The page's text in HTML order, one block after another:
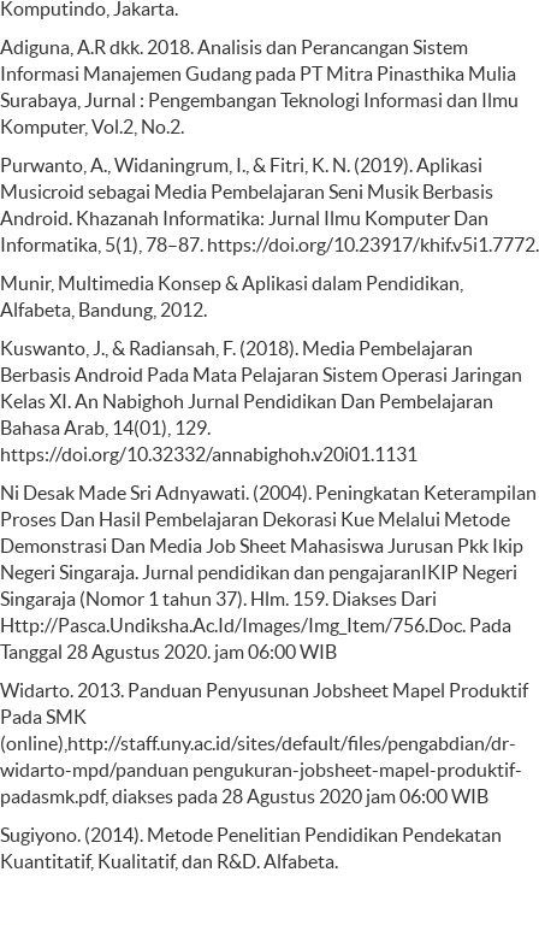
Komputindo, Jakarta.
Adiguna, A.R dkk. 2018. Analisis dan Perancangan Sistem
Informasi Manajemen Gudang pada PT Mitra Pinasthika Mulia
Surabaya, Jurnal : Pengembangan Teknologi Informasi dan Ilmu
Komputer, Vol.2, No.2.
Purwanto, A., Widaningrum, I., & Fitri, K. N. (2019). Aplikasi
Musicroid sebagai Media Pembelajaran Seni Musik Berbasis
Android. Khazanah Informatika: Jurnal Ilmu Komputer Dan
Informatika, 5(1), 78–87. https://doi.org/10.23917/khif.v5i1.7772.
Munir, Multimedia Konsep & Aplikasi dalam Pendidikan,
Alfabeta, Bandung, 2012.
Kuswanto, J., & Radiansah, F. (2018). Media Pembelajaran
Berbasis Android Pada Mata Pelajaran Sistem Operasi Jaringan
Kelas XI. An Nabighoh Jurnal Pendidikan Dan Pembelajaran
Bahasa Arab, 14(01), 129.
https://doi.org/10.32332/annabighoh.v20i01.1131
Ni Desak Made Sri Adnyawati. (2004). Peningkatan Keterampilan
Proses Dan Hasil Pembelajaran Dekorasi Kue Melalui Metode
Demonstrasi Dan Media Job Sheet Mahasiswa Jurusan Pkk Ikip
Negeri Singaraja. Jurnal pendidikan dan pengajaranIKIP Negeri
Singaraja (Nomor 1 tahun 37). Hlm. 159. Diakses Dari
Http://Pasca.Undiksha.Ac.Id/Images/Img_Item/756.Doc. Pada
Tanggal 28 Agustus 2020. jam 06:00 WIB
Widarto. 2013. Panduan Penyusunan Jobsheet Mapel Produktif
Pada SMK
(online),http://staff.uny.ac.id/sites/default/files/pengabdian/dr-
widarto-mpd/panduan pengukuran-jobsheet-mapel-produktif-
padasmk.pdf, diakses pada 28 Agustus 2020 jam 06:00 WIB
Sugiyono. (2014). Metode Penelitian Pendidikan Pendekatan
Kuantitatif, Kualitatif, dan R&D. Alfabeta.